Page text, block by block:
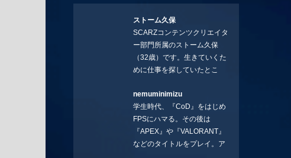
ストーム久保
SCARZコンテンツクリエイタ
ー部門所属のストーム久保
（32歳）です。生きていくた
めに仕事を探していたとこ
コラムを連載させてもらえる
ことになりました。言いたい
ことを言っていきます。X：
https://x.com/stormKUBO
YouTube：
nemuminimizu
学生時代、『CoD』をはじめ
FPSにハマる。その後は
『APEX』や『VALORANT』
などのタイトルをプレイ。ア